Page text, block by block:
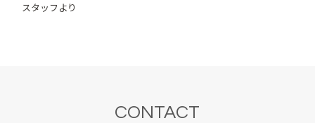
スタッフより
CONTACT